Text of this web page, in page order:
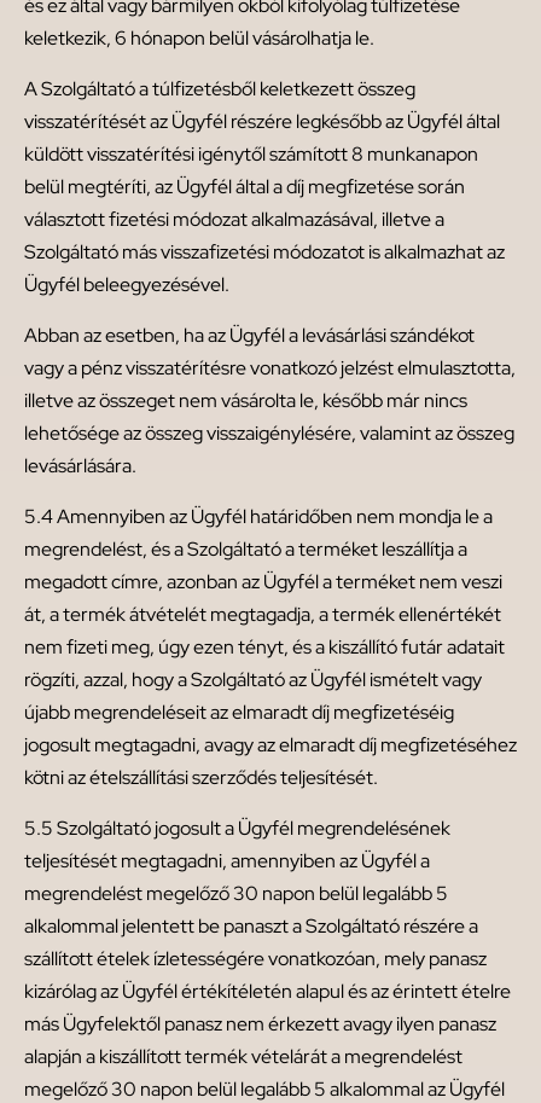
és ez által vagy bármilyen okból kifolyólag túlfizetése
keletkezik, 6 hónapon belül vásárolhatja le.
A Szolgáltató a túlfizetésből keletkezett összeg
visszatérítését az Ügyfél részére legkésőbb az Ügyfél által
küldött visszatérítési igénytől számított 8 munkanapon
belül megtéríti, az Ügyfél által a díj megfizetése során
választott fizetési módozat alkalmazásával, illetve a
Szolgáltató más visszafizetési módozatot is alkalmazhat az
Ügyfél beleegyezésével.
Abban az esetben, ha az Ügyfél a levásárlási szándékot
vagy a pénz visszatérítésre vonatkozó jelzést elmulasztotta,
illetve az összeget nem vásárolta le, később már nincs
lehetősége az összeg visszaigénylésére, valamint az összeg
levásárlására.
5.4 Amennyiben az Ügyfél határidőben nem mondja le a
megrendelést, és a Szolgáltató a terméket leszállítja a
megadott címre, azonban az Ügyfél a terméket nem veszi
át, a termék átvételét megtagadja, a termék ellenértékét
nem fizeti meg, úgy ezen tényt, és a kiszállító futár adatait
rögzíti, azzal, hogy a Szolgáltató az Ügyfél ismételt vagy
újabb megrendeléseit az elmaradt díj megfizetéséig
jogosult megtagadni, avagy az elmaradt díj megfizetéséhez
kötni az ételszállítási szerződés teljesítését.
5.5 Szolgáltató jogosult a Ügyfél megrendelésének
teljesítését megtagadni, amennyiben az Ügyfél a
megrendelést megelőző 30 napon belül legalább 5
alkalommal jelentett be panaszt a Szolgáltató részére a
szállított ételek ízletességére vonatkozóan, mely panasz
kizárólag az Ügyfél értékítéletén alapul és az érintett ételre
más Ügyfelektől panasz nem érkezett avagy ilyen panasz
alapján a kiszállított termék vételárát a megrendelést
megelőző 30 napon belül legalább 5 alkalommal az Ügyfél